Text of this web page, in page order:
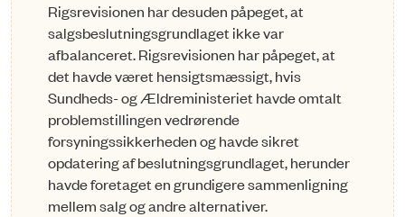
Rigsrevisionen har desuden påpeget, at
salgsbeslutningsgrundlaget ikke var
afbalanceret. Rigsrevisionen har påpeget, at
det havde været hensigtsmæssigt, hvis
Sundheds- og Ældreministeriet havde omtalt
problemstillingen vedrørende
forsyningssikkerheden og havde sikret
opdatering af beslutningsgrundlaget, herunder
havde foretaget en grundigere sammenligning
mellem salg og andre alternativer.